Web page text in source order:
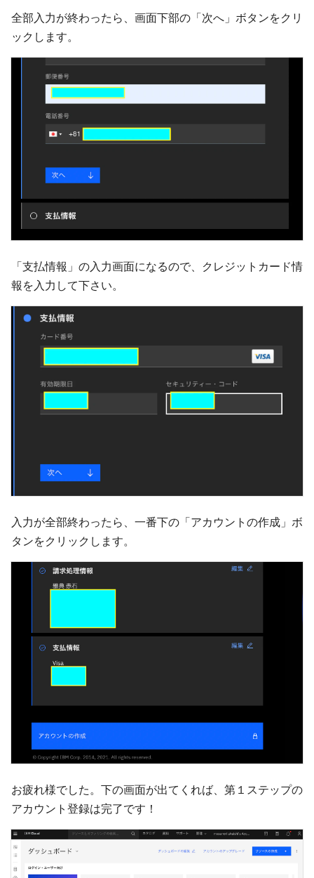
全部入力が終わったら、画面下部の「次へ」ボタンをクリ
ックします。
「支払情報」の入力画面になるので、クレジットカード情
報を入力して下さい。
入力が全部終わったら、一番下の「アカウントの作成」ボ
タンをクリックします。
お疲れ様でした。下の画面が出てくれば、第１ステップの
アカウント登録は完了です！